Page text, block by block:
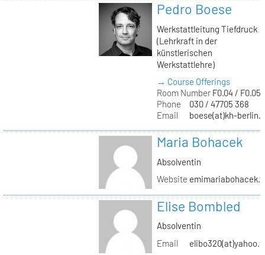
Pedro Boese
Werkstattleitung Tiefdruck
(Lehrkraft in der
künstlerischen
Werkstattlehre)
→ Course Offerings
Room NumberF0.04 / F0.05
Phone
030 / 47705 368
Email
boese(at)kh-
Maria Bohacek
Absolventin
Website
Elise Bombled
Absolventin
Email